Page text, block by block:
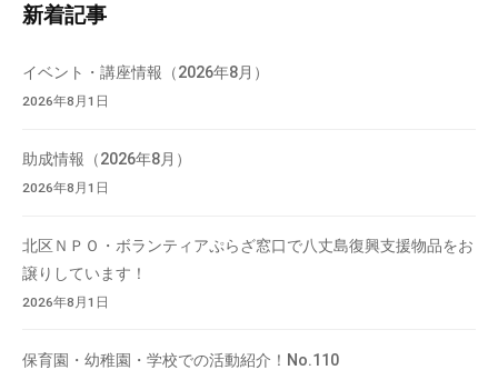
検
新着記事
イベント・講座情報（2026年8月）
2026年8月1日
助成情報（2026年8月）
2026年8月1日
北区ＮＰＯ・ボランティアぷらざ窓口で八丈島復興支援物品をお
譲りしています！
2026年8月1日
保育園・幼稚園・学校での活動紹介！No.110